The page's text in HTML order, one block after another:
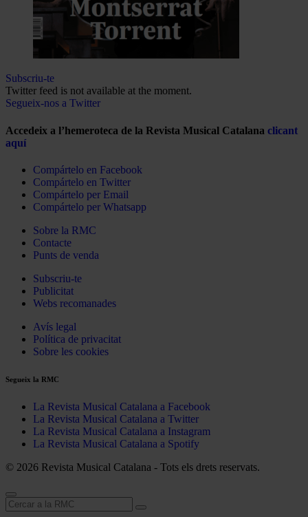
Subscriu-te
Twitter feed is not available at the moment.
Segueix-nos a Twitter
Accedeix a l’hemeroteca de la Revista Musical Catalana clicant
aquí
Compártelo en Facebook
Compártelo en Twitter
Compártelo per Email
Compártelo per Whatsapp
Sobre la RMC
Contacte
Punts de venda
Subscriu-te
Publicitat
Webs recomanades
Avís legal
Política de privacitat
Sobre les cookies
Segueix la RMC
La Revista Musical Catalana a Facebook
La Revista Musical Catalana a Twitter
La Revista Musical Catalana a Instagram
La Revista Musical Catalana a Spotify
© 2026 Revista Musical Catalana - Tots els drets reservats.
Cerca